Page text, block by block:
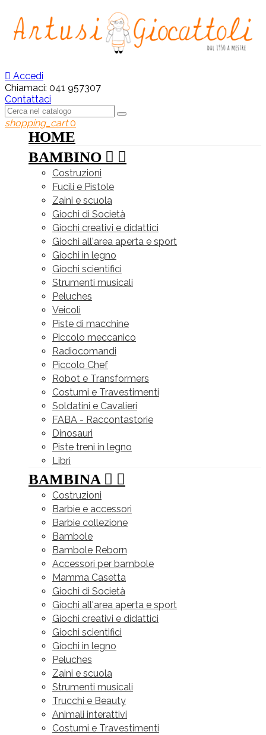
 Accedi
Chiamaci: 041 957307
Contattaci
shopping_cart 0
HOME
BAMBINO  
Costruzioni
Fucili e Pistole
Zaini e scuola
Giochi di Società
Giochi creativi e didattici
Giochi all'area aperta e sport
Giochi in legno
Giochi scientifici
Strumenti musicali
Peluches
Veicoli
Piste di macchine
Piccolo meccanico
Radiocomandi
Piccolo Chef
Robot e Transformers
Costumi e Travestimenti
Soldatini e Cavalieri
FABA - Raccontastorie
Dinosauri
Piste treni in legno
Libri
BAMBINA  
Costruzioni
Barbie e accessori
Barbie collezione
Bambole
Bambole Reborn
Accessori per bambole
Mamma Casetta
Giochi di Società
Giochi all'area aperta e sport
Giochi creativi e didattici
Giochi scientifici
Giochi in legno
Peluches
Zaini e scuola
Strumenti musicali
Trucchi e Beauty
Animali interattivi
Costumi e Travestimenti